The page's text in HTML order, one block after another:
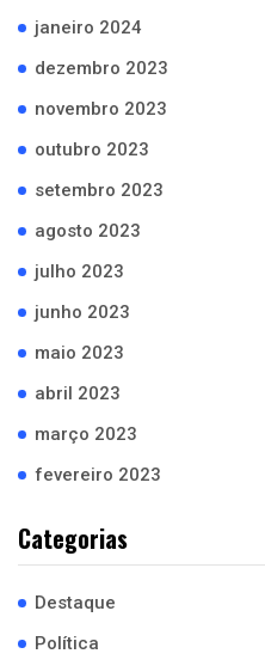
janeiro 2024
dezembro 2023
novembro 2023
outubro 2023
setembro 2023
agosto 2023
julho 2023
junho 2023
maio 2023
abril 2023
março 2023
fevereiro 2023
Categorias
Destaque
Política